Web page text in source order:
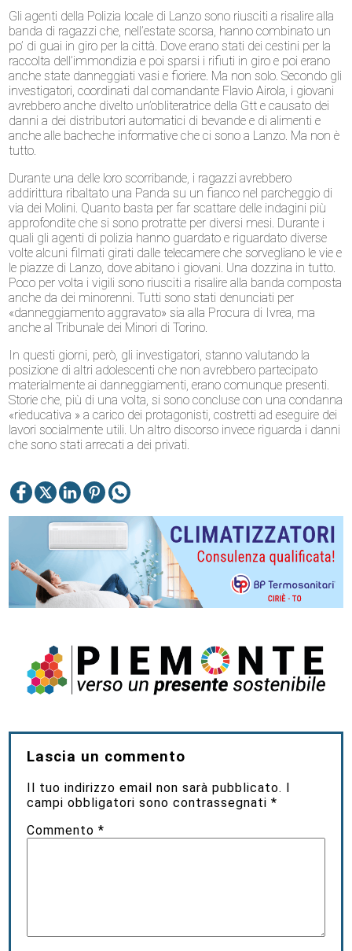
Gli agenti della Polizia locale di Lanzo sono riusciti a risalire alla
banda di ragazzi che, nell’estate scorsa, hanno combinato un
po’ di guai in giro per la città. Dove erano stati dei cestini per la
raccolta dell’immondizia e poi sparsi i rifiuti in giro e poi erano
anche state danneggiati vasi e fioriere. Ma non solo. Secondo gli
investigatori, coordinati dal comandante Flavio Airola, i giovani
avrebbero anche divelto un’obliteratrice della Gtt e causato dei
danni a dei distributori automatici di bevande e di alimenti e
anche alle bacheche informative che ci sono a Lanzo. Ma non è
tutto.
Durante una delle loro scorribande, i ragazzi avrebbero
addirittura ribaltato una Panda su un fianco nel parcheggio di
via dei Molini. Quanto basta per far scattare delle indagini più
approfondite che si sono protratte per diversi mesi. Durante i
quali gli agenti di polizia hanno guardato e riguardato diverse
volte alcuni filmati girati dalle telecamere che sorvegliano le vie e
le piazze di Lanzo, dove abitano i giovani. Una dozzina in tutto.
Poco per volta i vigili sono riusciti a risalire alla banda composta
anche da dei minorenni. Tutti sono stati denunciati per
«danneggiamento aggravato» sia alla Procura di Ivrea, ma
anche al Tribunale dei Minori di Torino.
In questi giorni, però, gli investigatori, stanno valutando la
posizione di altri adolescenti che non avrebbero partecipato
materialmente ai danneggiamenti, erano comunque presenti.
Storie che, più di una volta, si sono concluse con una condanna
«rieducativa » a carico dei protagonisti, costretti ad eseguire dei
lavori socialmente utili. Un altro discorso invece riguarda i danni
che sono stati arrecati a dei privati.
Lascia un commento
Il tuo indirizzo email non sarà pubblicato. I
campi obbligatori sono contrassegnati*
Commento*